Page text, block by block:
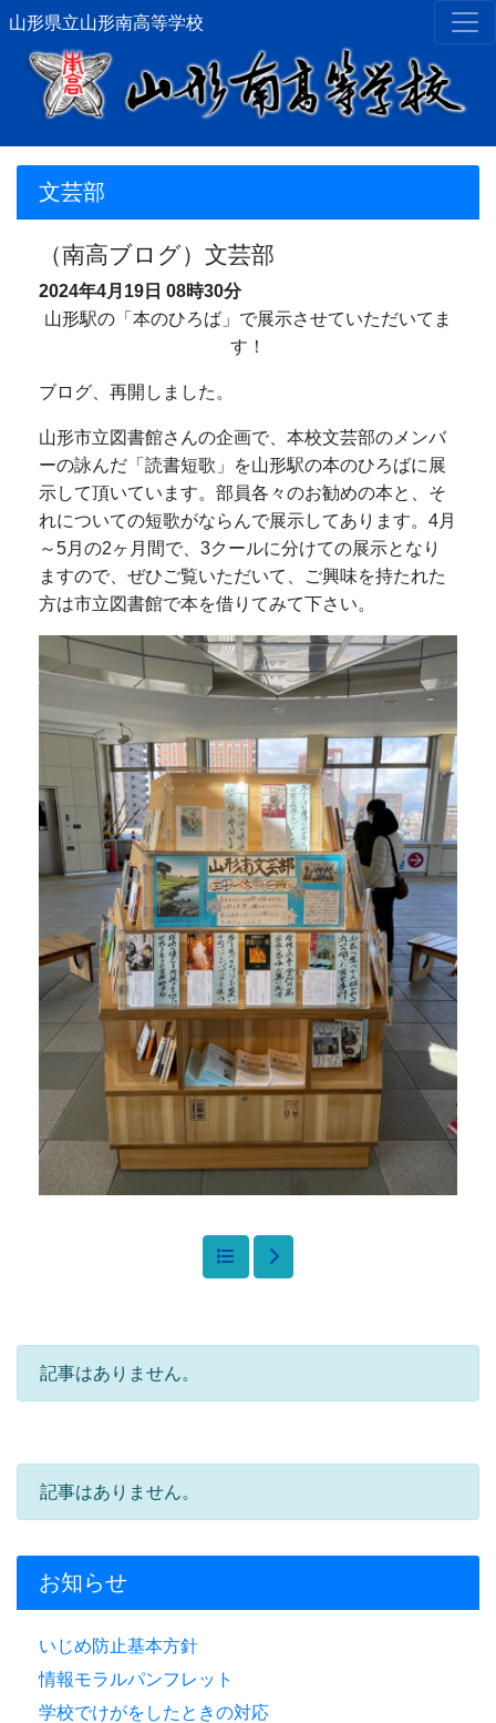
山形県立山形南高等学校
お知らせ
いじめ防止基本方針
情報モラルパンフレット
学校でけがをしたときの対応
文芸部
（南高ブログ）文芸部
2024年4月19日 08時30分
山形駅の「本のひろば」で展示させていただいてま
す！
ブログ、再開しました。
山形市立図書館さんの企画で、本校文芸部のメンバ
ーの詠んだ「読書短歌」を山形駅の本のひろばに展
示して頂いています。部員各々のお勧めの本と、そ
れについての短歌がならんで展示してあります。4月
～5月の2ヶ月間で、3クールに分けての展示となり
ますので、ぜひご覧いただいて、ご興味を持たれた
方は市立図書館で本を借りてみて下さい。
記事はありません。
記事はありません。